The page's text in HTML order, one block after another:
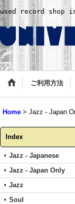
used record shop
ご利用方法
Home > Jazz - Japan
Index
Jazz - Japanese
Jazz - Japan Only
Jazz
Soul